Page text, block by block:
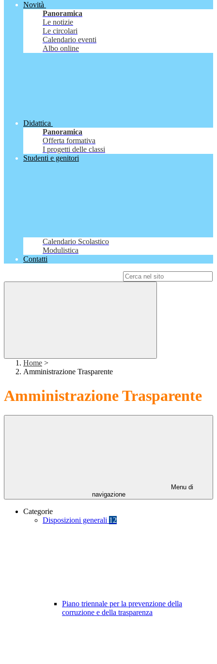
Novità
Panoramica
Le notizie
Le circolari
Calendario eventi
Albo online
Didattica
Panoramica
Offerta formativa
I progetti delle classi
Studenti e genitori
Calendario Scolastico
Modulistica
Contatti
Home >
Amministrazione Trasparente
Amministrazione Trasparente
Menu di
navigazione
Categorie
Disposizioni generali 12
Piano triennale per la prevenzione della
corruzione e della trasparenza